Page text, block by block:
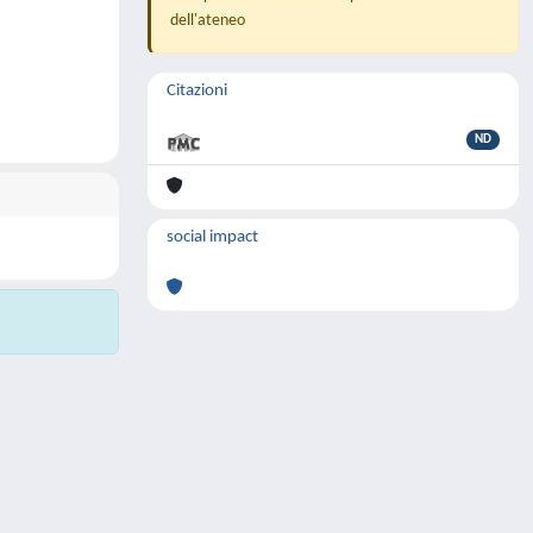
dell'ateneo
Citazioni
ND
social impact